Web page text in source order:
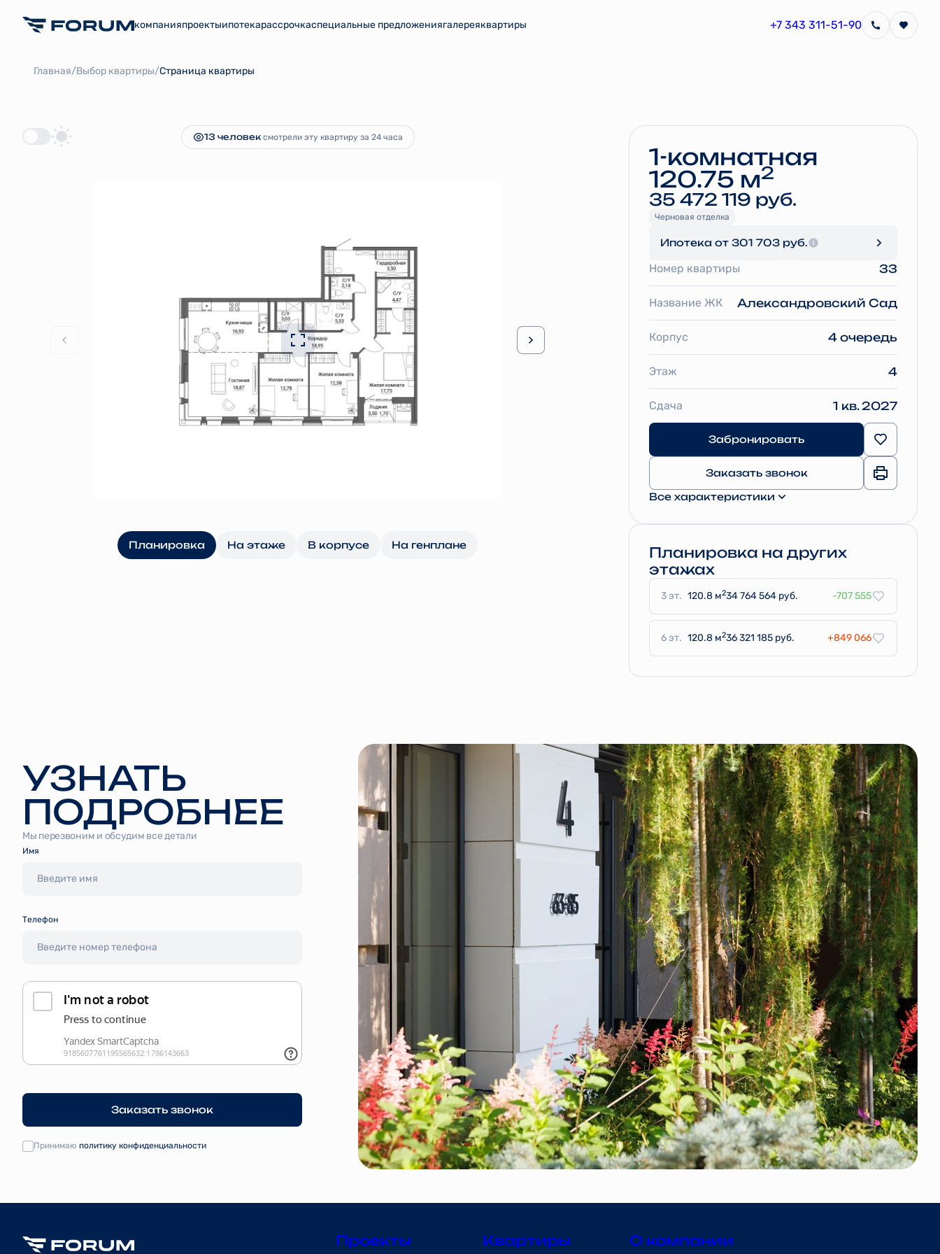
компанияпроектыипотекарассрочкаспециальные предложениягалереяквартиры +7 343 311-51-90
Главная/Выбор квартиры/Страница квартиры
1-комнатная120.75 м 35 472 119 руб.
13 человек смотрели эту квартиру за 24 часа
Планировка На этаже В корпусе На генплане
1-комнатная
120.75 м2
35 472 119 руб.
Черновая отделка
Ипотека от 301 703 руб.
Номер квартиры 33
Название ЖК Александровский Сад
Корпус 4 очередь
Этаж 4
Сдача 1 кв. 2027
Забронировать
Заказать звонок
Все характеристики
Планировка на других
этажах
3 эт. 120.8 м234 764 564 руб. -707 555
6 эт. 120.8 м236 321 185 руб. +849 066
УЗНАТЬ
ПОДРОБНЕЕ
Мы перезвоним и обсудим все детали
Имя
Tелефон
Заказать звонок
Принимаю политику конфиденциальности
Проекты Квартиры О компании